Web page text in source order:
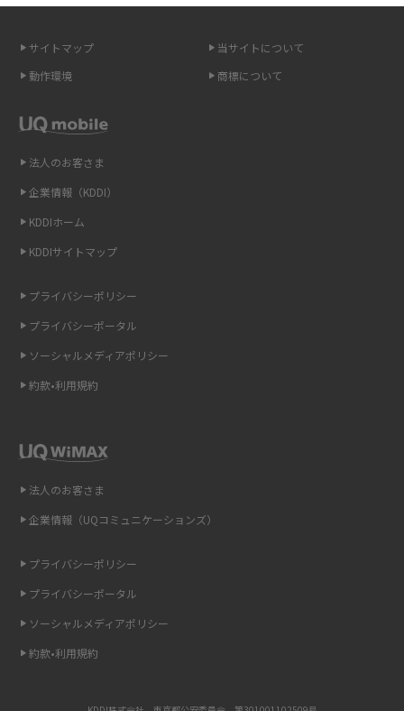
トを解説
スマホや携帯端末の通信速度制限とは？回避のコツや解除のタイミング・
LINEの通知がこない時の原因と対処法9選！設定の確認手順も解説
スマホのウィジェットとは？iPhone・Androidの設定方法やおススメを紹
リプライ機能とは？LINE、X（旧Twitter）、Instagram、TikTokで送る方法
インスタのDMの送り方は？便利機能の使い方や注意点をわかりやすく解説
Bluetooth®とは？Wi-Fiとの違いやスマホ・PCとの接続方法を解説
紹介
方法を詳しく解説
サイトマップ
当サイトについて
動作環境
商標について
法人のお客さま
企業情報（KDDI）
KDDIホーム
KDDIサイトマップ
プライバシーポリシー
プライバシーポータル
ソーシャルメディアポリシー
約款•利用規約
法人のお客さま
企業情報（UQコミュニケーションズ）
プライバシーポリシー
プライバシーポータル
ソーシャルメディアポリシー
約款•利用規約